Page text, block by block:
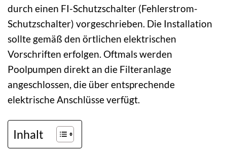
durch einen FI-Schutzschalter (Fehlerstrom-
Schutzschalter) vorgeschrieben. Die Installation
sollte gemäß den örtlichen elektrischen
Vorschriften erfolgen. Oftmals werden
Poolpumpen direkt an die Filteranlage
angeschlossen, die über entsprechende
elektrische Anschlüsse verfügt.
Inhalt